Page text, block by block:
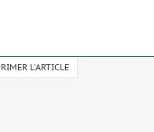
L'ARTICLE